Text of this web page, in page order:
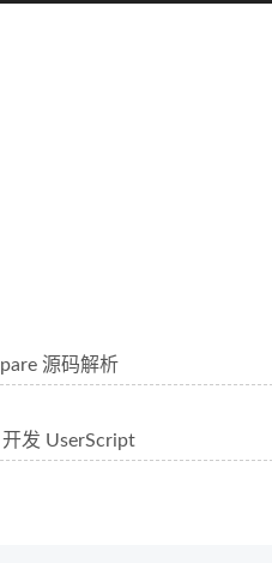
源码解析
发 UserScript